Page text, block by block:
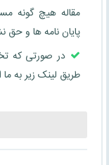
مقاله هیچ گونه
پایان نامه ها و حق
در صورتی که
طریق لینک زیر به